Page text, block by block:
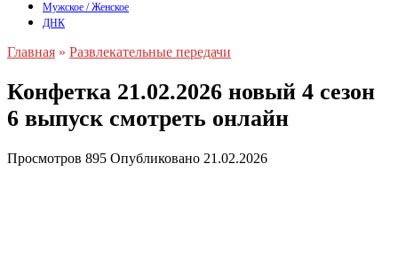
Мужское / Женское
ДНК
Главная » Развлекательные передачи
Конфетка 21.02.2026 новый 4 сезон
6 выпуск смотреть онлайн
Просмотров 895 Опубликовано 21.02.2026